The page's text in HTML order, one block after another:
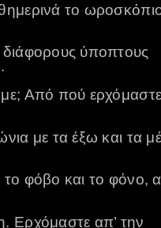
το ωροσκόπιο
ύποπτους
Από πού
με τα έξω και τα
φόβο και το φόνο,
Ερχόμαστε απ’ την